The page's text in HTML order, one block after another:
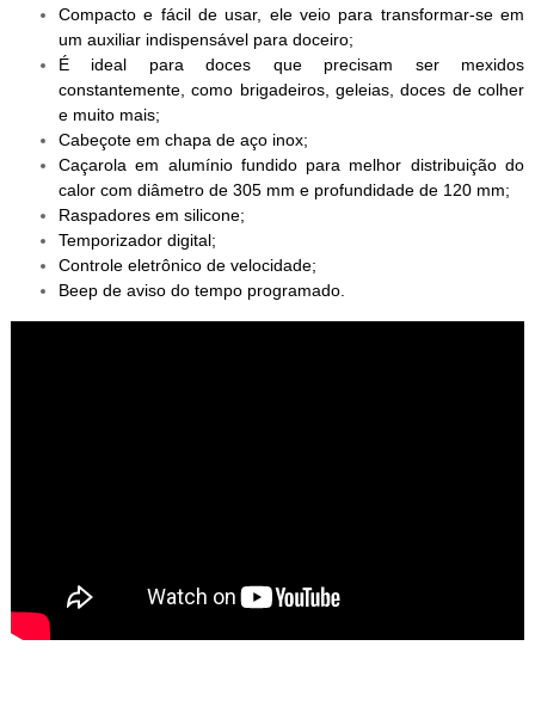
Compacto e fácil de usar, ele veio para transformar-se em
um auxiliar indispensável para doceiro;
É ideal para doces que precisam ser mexidos
constantemente, como brigadeiros, geleias, doces de colher
e muito mais;
Cabeçote em chapa de aço inox;
Caçarola em alumínio fundido para melhor distribuição do
calor com diâmetro de 305 mm e profundidade de 120 mm;
Raspadores em silicone;
Temporizador digital;
Controle eletrônico de velocidade;
Beep de aviso do tempo programado.